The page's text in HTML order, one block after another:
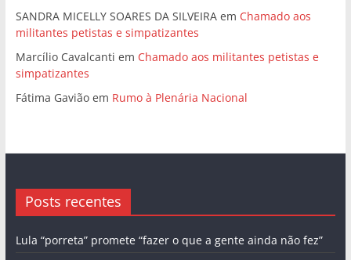
SANDRA MICELLY SOARES DA SILVEIRAem Chamado aos
militantes petistas e simpatizantes
Marcílio Cavalcanti em Chamado aos militantes petistas e
simpatizantes
Fátima Gaviãoem Rumo à Plenária Nacional
Posts recentes
Lula “porreta” promete “fazer o que a gente ainda não fez”